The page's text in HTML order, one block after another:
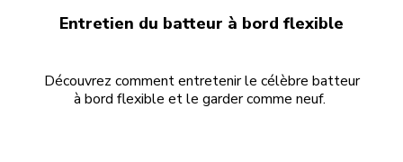
Entretien du batteur à bord flexible
Découvrez comment entretenir le célèbre batteur
à bord flexible et le garder comme neuf.